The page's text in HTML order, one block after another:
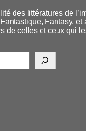
des littératures de
Fantasy, et
de celles et ceux qui